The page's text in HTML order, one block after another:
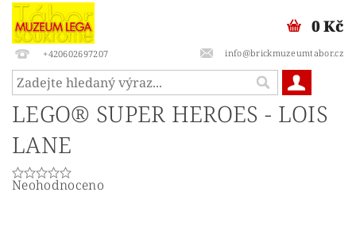
+420602697207 info@brickmuzeumtabor.cz
0 Kč
LEGO® SUPER HEROES - LOIS
LANE
Neohodnoceno